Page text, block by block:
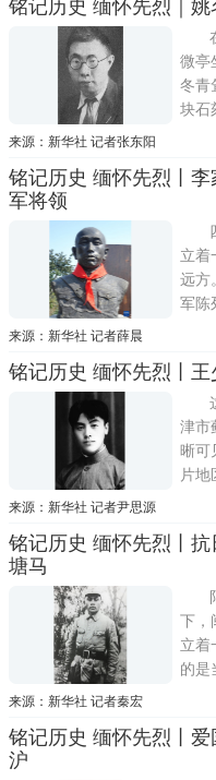
昔
少
量。
铭记历史 缅怀先烈｜
微亭
冬青
块石
名
业
特
来源：新华社 记者张东阳
铭记历史 缅怀先烈丨李
军将领
立着
远方
军陈
料
时
念
感人
来源：新华社 记者薛晨
铭记历史 缅怀先烈丨
津市
晰可
片地
王
校
民
来源：新华社 记者尹思源
铭记历史 缅怀先烈丨
塘马
下，
立着
的是
涛
旅
来源：新华社 记者秦宏
铭记历史 缅怀先烈丨
沪